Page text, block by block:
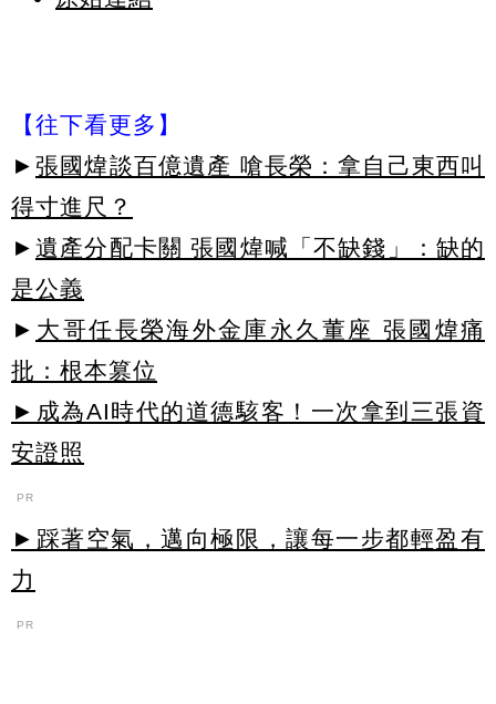
【往下看更多】
► 張國煒談百億遺產 嗆長榮：拿自己東西叫
得寸進尺？
► 遺產分配卡關 張國煒喊「不缺錢」：缺的
是公義
► 大哥任長榮海外金庫永久董座 張國煒痛
批：根本篡位
►成為AI時代的道德駭客！一次拿到三張資
安證照
PR
►踩著空氣，邁向極限，讓每一步都輕盈有
力
PR